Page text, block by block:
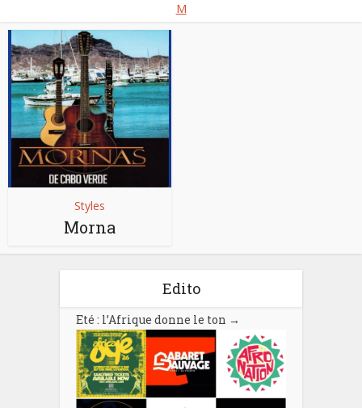
M
Styles
Morna
Edito
Eté : l’Afrique donne le ton →